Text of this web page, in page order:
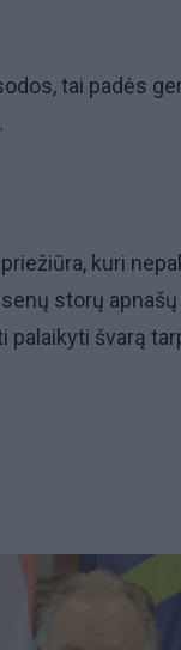
tai padės
kuri
storų apnašų
palaikyti švarą